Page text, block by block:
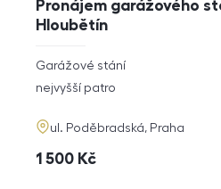
Pronájem garážového
Hloubětín
rozměry
dispozice
Garážové stání
funkce
nejvyšší patro
adresa
ul. Poděbradská, Praha
cena
1 500 Kč